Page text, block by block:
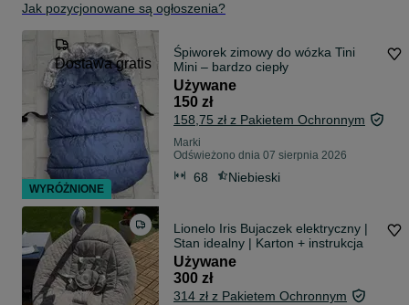
Jak pozycjonowane są ogłoszenia?
Dostawa gratis
Śpiworek zimowy do wózka Tini
Mini – bardzo ciepły
Używane
150 zł
158,75 zł z Pakietem Ochronnym
Marki
Odświeżono dnia 07 sierpnia 2026
68 Niebieski
Lionelo Iris Bujaczek elektryczny |
Stan idealny | Karton + instrukcja
Używane
300 zł
314 zł z Pakietem Ochronnym
WYRÓŻNIONE